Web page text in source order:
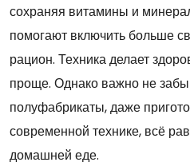
сохраняя витамины и
помогают включить больше
рацион. Техника делает
проще. Однако важно не
полуфабрикаты, даже
современной технике, всё
домашней еде.